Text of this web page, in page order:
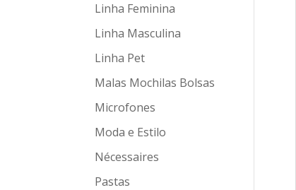
Linha Feminina
Linha Masculina
Linha Pet
Malas Mochilas Bolsas
Microfones
Moda e Estilo
Nécessaires
Pastas